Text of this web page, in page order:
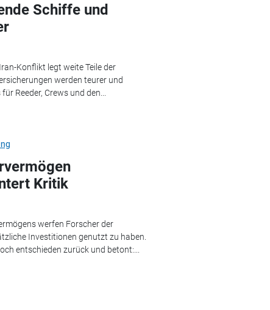
Schiffe und
Konflikt legt weite Teile der
werden teurer und
Reeder, Crews und den...
Kritik
werfen Forscher der
Investitionen genutzt zu haben.
entschieden zurück und betont:...